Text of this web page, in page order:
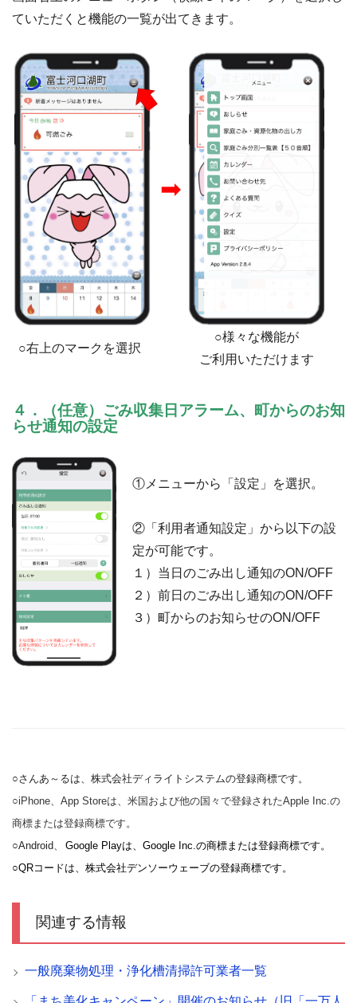
ていただくと機能の一覧が出てきます。
➡
○右上のマークを選択
○様々な機能が
ご利用いただけます
４．（任意）ごみ収集日アラーム、町からのお知
らせ通知の設定
①メニューから「設定」を選択。
②「利用者通知設定」から以下の設
定が可能です。
１）当日のごみ出し通知のON/OFF
２）前日のごみ出し通知のON/OFF
３）町からのお知らせのON/OFF
○さんあ～るは、株式会社ディライトシステムの登録商標です。
○iPhone、App Storeは、米国および他の国々で登録されたApple Inc.の
商標または登録商標です。
○Android
Google Playは、Google Inc.の商標または登録商標です。
○QRコードは、株式会社デンソーウェーブの登録商標です。
関連する情報
一般廃棄物処理・浄化槽清掃許可業者一覧